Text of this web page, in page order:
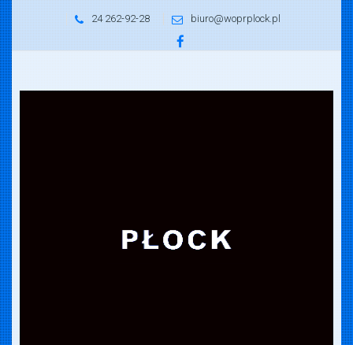
24 262-92-28 biuro@woprplock.pl